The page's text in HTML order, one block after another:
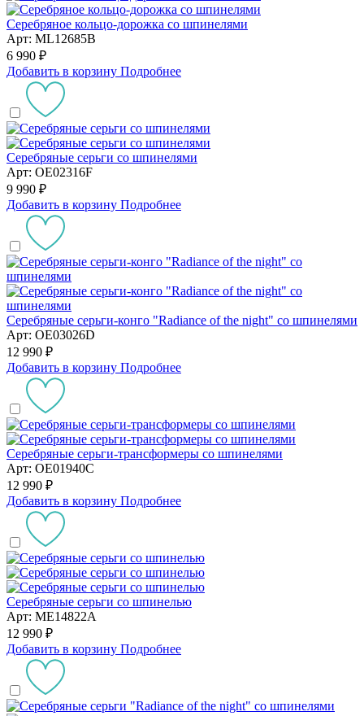
Серебряное кольцо-дорожка со шпинелями
Арт: ML12685B
6 990 ₽
Добавить в корзину Подробнее
Серебряные серьги со шпинелями
Арт: OE02316F
9 990 ₽
Добавить в корзину Подробнее
Серебряные серьги-конго "Radiance of the night" со шпинелями
Арт: OE03026D
12 990 ₽
Добавить в корзину Подробнее
Серебряные серьги-трансформеры со шпинелями
Арт: OE01940C
12 990 ₽
Добавить в корзину Подробнее
Серебряные серьги со шпинелью
Арт: ME14822A
12 990 ₽
Добавить в корзину Подробнее